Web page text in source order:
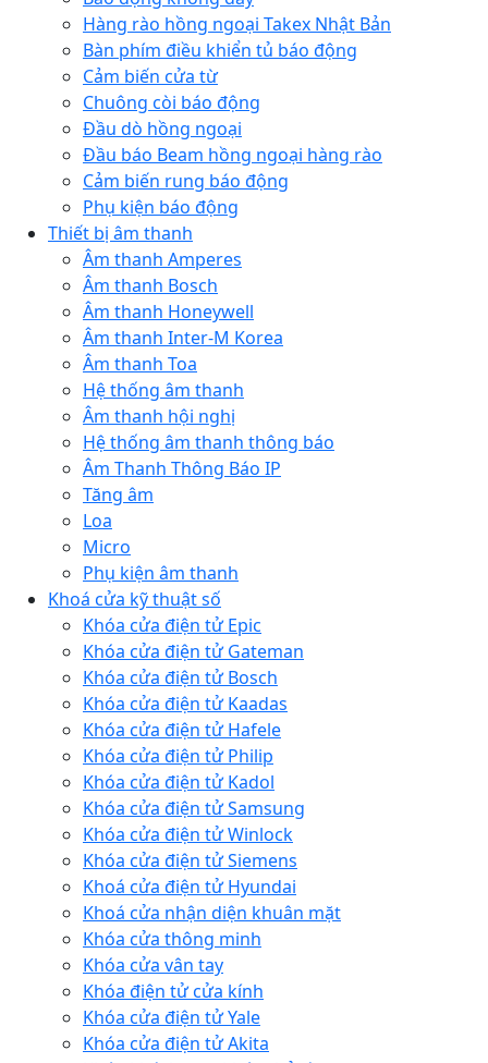
Hàng rào hồng ngoại Takex Nhật Bản
Bàn phím điều khiển tủ báo động
Cảm biến cửa từ
Chuông còi báo động
Đầu dò hồng ngoại
Đầu báo Beam hồng ngoại hàng rào
Cảm biến rung báo động
Phụ kiện báo động
Thiết bị âm thanh
Âm thanh Amperes
Âm thanh Bosch
Âm thanh Honeywell
Âm thanh Inter-M Korea
Âm thanh Toa
Hệ thống âm thanh
Âm thanh hội nghị
Hệ thống âm thanh thông báo
Âm Thanh Thông Báo IP
Tăng âm
Loa
Micro
Phụ kiện âm thanh
Khoá cửa kỹ thuật số
Khóa cửa điện tử Epic
Khóa cửa điện tử Gateman
Khóa cửa điện tử Bosch
Khóa cửa điện tử Kaadas
Khóa cửa điện tử Hafele
Khóa cửa điện tử Philip
Khóa cửa điện tử Kadol
Khóa cửa điện tử Samsung
Khóa cửa điện tử Winlock
Khóa cửa điện tử Siemens
Khoá cửa điện tử Hyundai
Khoá cửa nhận diện khuân mặt
Khóa cửa thông minh
Khóa cửa vân tay
Khóa điện tử cửa kính
Khóa cửa điện tử Yale
Khóa cửa điện tử Akita